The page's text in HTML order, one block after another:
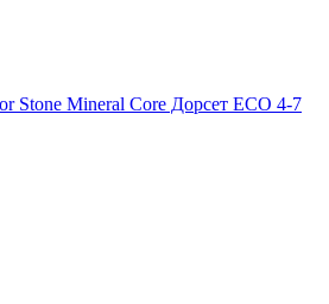
Stone Mineral Core Дорсет ЕСО 4-7